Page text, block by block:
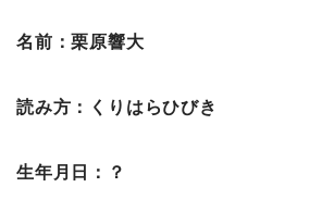
名前：栗原響大
読み方：くりはらひびき
生年月日：？